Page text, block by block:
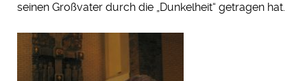
seinen Großvater durch die „Dunkelheit“ getragen hat.